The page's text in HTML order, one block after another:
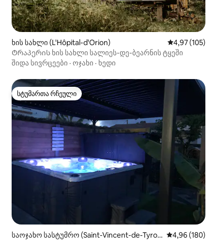
ხის სახლი (L'Hôpital-d'Orion) საშუალო
4,97 (105)
Ტრაპერის ხის სახლი სალიეს-დე-ბეარნის ტყეში
შიდა სივრცეები · ოჯახი · ხედი
სტუმართა რჩეული
სტუმართა რჩეული
საოჯახო სასტუმრო (Saint-Vincent-de-Tyros
საშუალო
4,96 (180)